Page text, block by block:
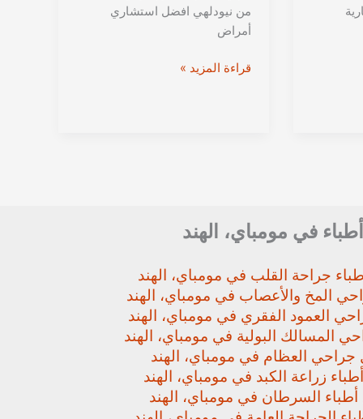
من نيودلهي افضل استشاري
أمراض
الدكتور
وزراعة
الكلى
نيودلهي،
الهند
قراءة المزيد »
أطباء في مومباي، الهند
جراحة القلب في مومباي، الهند
المخ والأعصاب في مومباي، الهند
العمود الفقري في مومباي، الهند
المسالك البولية في مومباي، الهند
العظام في مومباي، الهند
زراعة الكبد في مومباي، الهند
السرطان في مومباي، الهند